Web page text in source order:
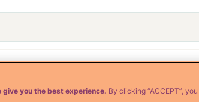
give you the best experience. By clicking “ACCEPT”,